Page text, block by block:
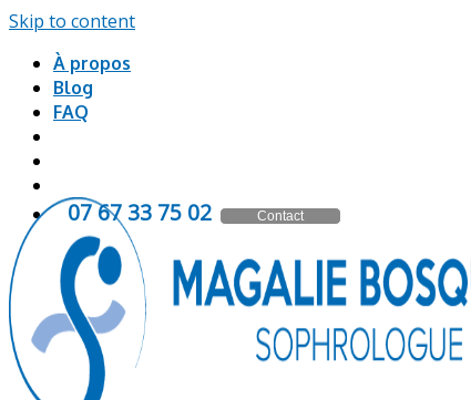
Skip to content
À propos
Blog
FAQ
20 57 33 76 70 Contact